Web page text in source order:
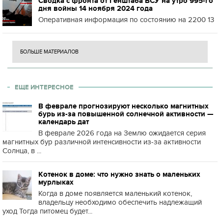
дня войны 14 ноября 2024 года
Оперативная информация по состоянию на 2200 13
БОЛЬШЕ МАТЕРИАЛОВ
ЕЩЕ ИНТЕРЕСНОЕ
В феврале прогнозируют несколько магнитных
бурь из-за повышенной солнечной активности —
календарь дат
В феврале 2026 года на Землю ожидается серия
магнитных бур различной интенсивности из-за активности
Солнца, в ...
Котенок в доме: что нужно знать о маленьких
мурлыках
Когда в доме появляется маленький котенок,
владельцу необходимо обеспечить надлежащий
уход Тогда питомец будет...